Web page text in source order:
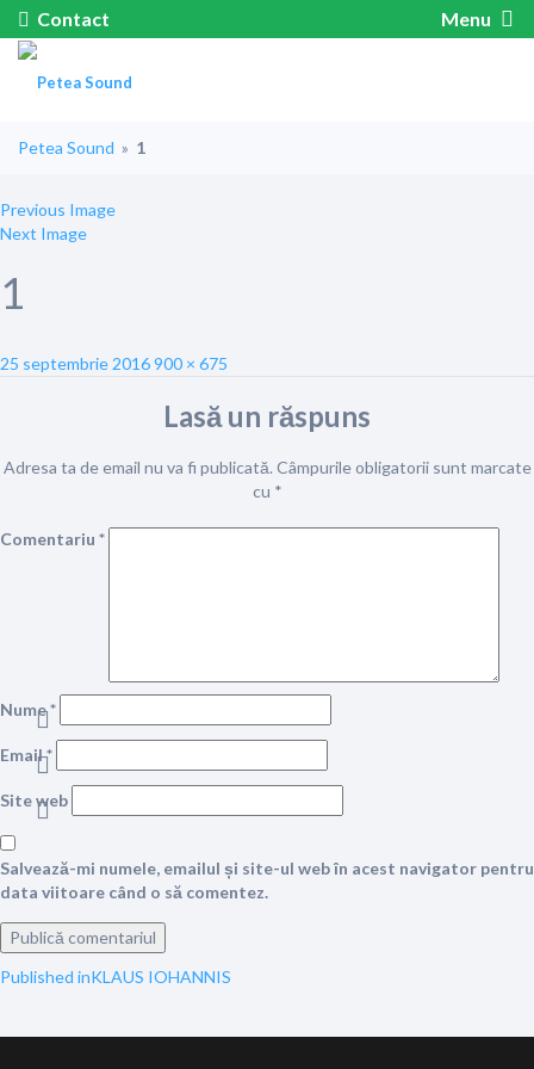
Contact Menu
Petea Sound » 1
Previous Image
Next Image
1
Posted
25 septembrie 2016Full
900 × 675
Lasă un răspuns
Adresa ta de email nu va fi publicată. Câmpurile obligatorii sunt marcate
cu *
Comentariu *
Nume*
Email*
Site web
Salvează-mi numele, emailul și site-ul web în acest navigator pentru
data viitoare când o să comentez.
Navigare
Published inKLAUS IOHANNIS